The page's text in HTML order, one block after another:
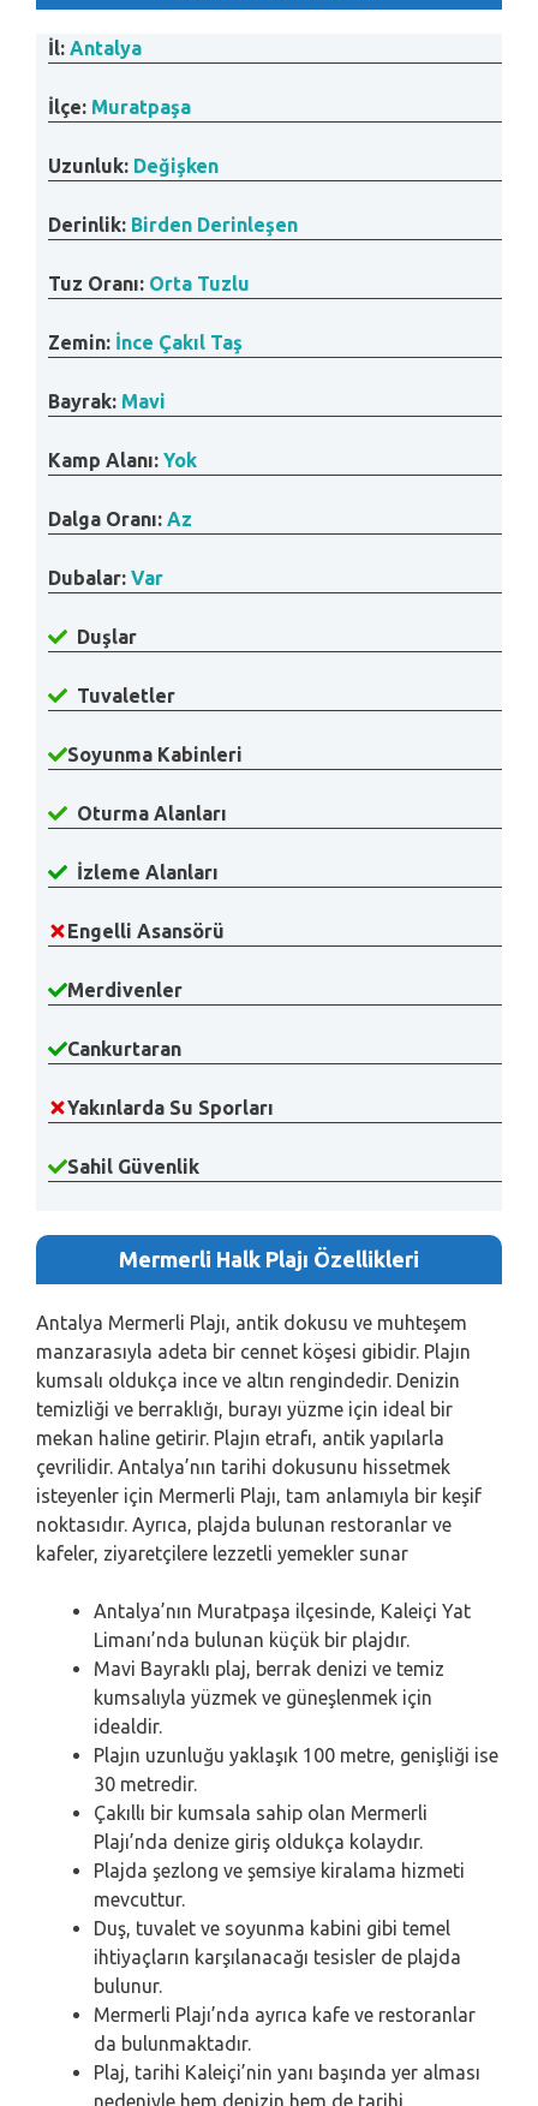
İl: Antalya
İlçe: Muratpaşa
Uzunluk: Değişken
Derinlik: Birden Derinleşen
Tuz Oranı: Orta Tuzlu
Zemin: İnce Çakıl Taş
Bayrak: Mavi
Kamp Alanı: Yok
Dalga Oranı: Az
Dubalar: Var
Duşlar
Tuvaletler
Soyunma Kabinleri
Oturma Alanları
İzleme Alanları
Engelli Asansörü
Merdivenler
Cankurtaran
Yakınlarda Su Sporları
Sahil Güvenlik
Mermerli Halk Plajı Özellikleri
Antalya Mermerli Plajı, antik dokusu ve muhteşem
manzarasıyla adeta bir cennet köşesi gibidir. Plajın
kumsalı oldukça ince ve altın rengindedir. Denizin
temizliği ve berraklığı, burayı yüzme için ideal bir
mekan haline getirir. Plajın etrafı, antik yapılarla
çevrilidir. Antalya’nın tarihi dokusunu hissetmek
isteyenler için Mermerli Plajı, tam anlamıyla bir keşif
noktasıdır. Ayrıca, plajda bulunan restoranlar ve
kafeler, ziyaretçilere lezzetli yemekler sunar
Antalya’nın Muratpaşa ilçesinde, Kaleiçi Yat
Limanı’nda bulunan küçük bir plajdır.
Mavi Bayraklı plaj, berrak denizi ve temiz
kumsalıyla yüzmek ve güneşlenmek için
idealdir.
Plajın uzunluğu yaklaşık 100 metre, genişliği ise
30 metredir.
Çakıllı bir kumsala sahip olan Mermerli
Plajı’nda denize giriş oldukça kolaydır.
Plajda şezlong ve şemsiye kiralama hizmeti
mevcuttur.
Duş, tuvalet ve soyunma kabini gibi temel
ihtiyaçların karşılanacağı tesisler de plajda
bulunur.
Mermerli Plajı’nda ayrıca kafe ve restoranlar
da bulunmaktadır.
Plaj, tarihi Kaleiçi’nin yanı başında yer alması
nedeniyle hem denizin hem de tarihi